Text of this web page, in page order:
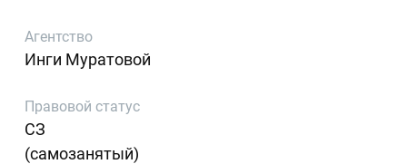
Агентство
Инги Муратовой
Правовой статус
СЗ
(самозанятый)